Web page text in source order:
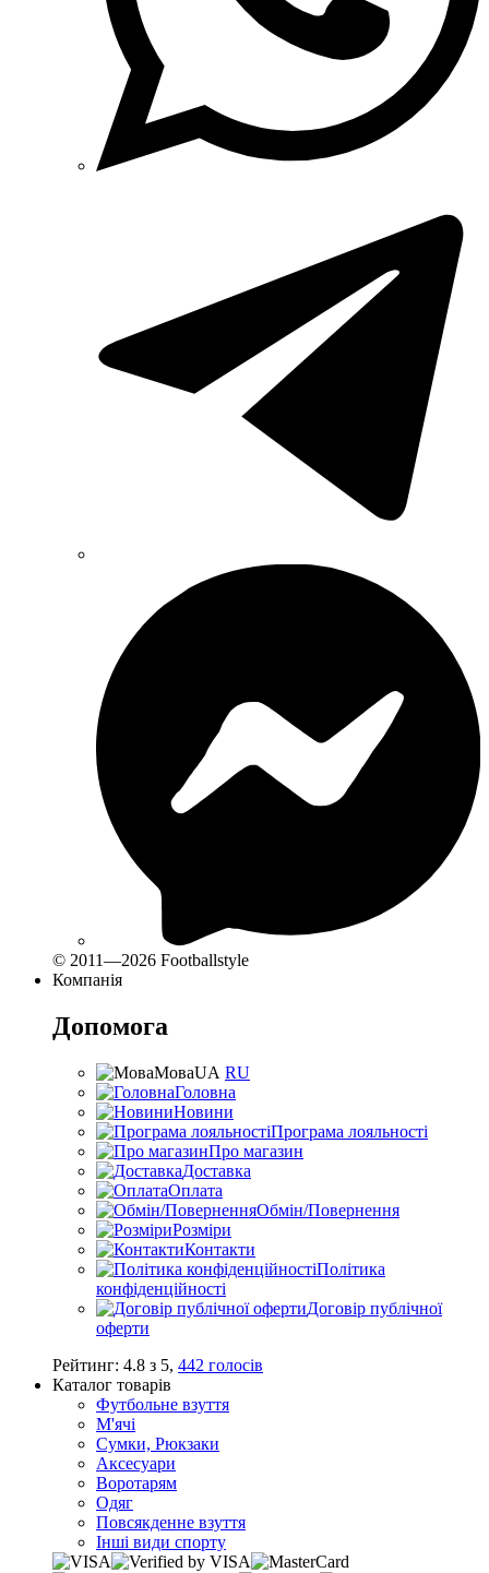
© 2011—2026 Footballstyle
Компанія
Допомога
МоваUA RU
Головна
Новини
Програма лояльності
Про магазин
Доставка
Оплата
Обмін/Повернення
Розміри
Контакти
Політика
конфіденційності
Договір публічної
оферти
Рейтинг: 4.8 з 5, 442 голосів
Каталог товарів
Футбольне взуття
М'ячі
Сумки, Рюкзаки
Аксесуари
Воротарям
Одяг
Повсякденне взуття
Інші види спорту